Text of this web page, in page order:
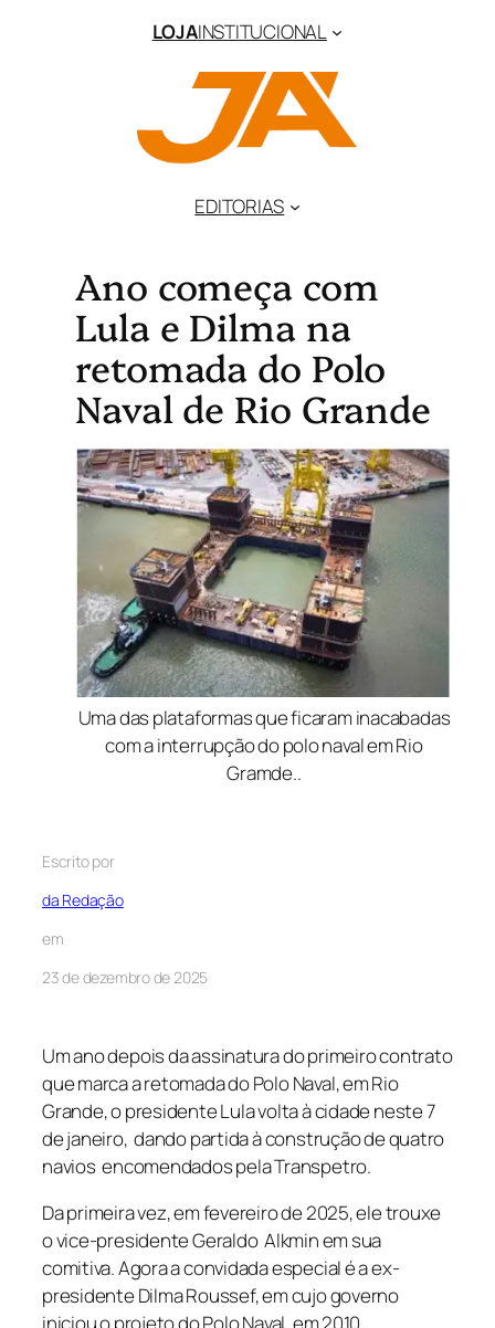
LOJAINSTITUCIONAL
EDITORIAS
Ano começa com
Lula e Dilma na
retomada do Polo
Naval de Rio Grande
Uma das plataformas que ficaram inacabadas
com a interrupção do polo naval em Rio
Gramde..
Escrito por
da Redação
em
23 de dezembro de 2025
Um ano depois da assinatura do primeiro contrato
que marca a retomada do Polo Naval, em Rio
Grande, o presidente Lula volta à cidade neste 7
de janeiro, dando partida à construção de quatro
navios encomendados pela Transpetro.
Da primeira vez, em fevereiro de 2025, ele trouxe
o vice-presidente Geraldo Alkmin em sua
comitiva. Agora a convidada especial é a ex-
presidente Dilma Roussef, em cujo governo